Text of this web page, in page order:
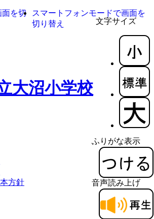
文字サイズ
ふりがな表示
音声読み上げ
面を切
スマートフォンモードで画面を
切り替え
大沼小学校
方針